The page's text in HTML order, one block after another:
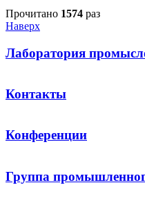
Прочитано 1574 раз
Наверх
Лаборатория
Контакты
Конференции
Группа